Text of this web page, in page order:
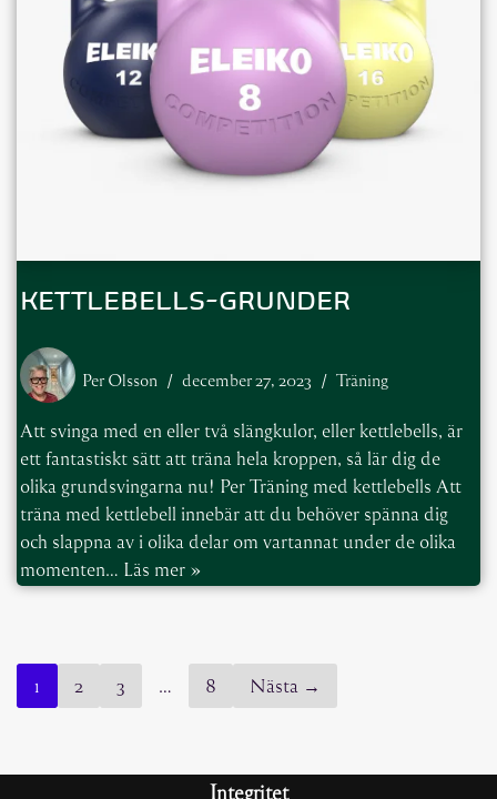
KETTLEBELLS-GRUNDER
Per Olsson december 27, 2023 Träning
Att svinga med en eller två slängkulor, eller kettlebells, är
ett fantastiskt sätt att träna hela kroppen, så lär dig de
olika grundsvingarna nu! Per Träning med kettlebells Att
träna med kettlebell innebär att du behöver spänna dig
och slappna av i olika delar om vartannat under de olika
momenten… Läs mer »
1 2 3 … 8 Nästa →
Integritet